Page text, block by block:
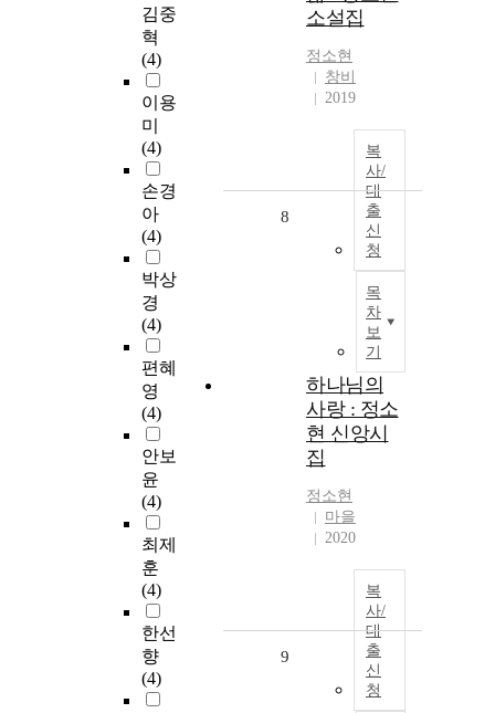
김중
혁
(4)
이용
미
(4)
손경
아
(4)
박상
경
(4)
편혜
영
(4)
안보
윤
(4)
최제
훈
(4)
한선
향
(4)
소설집
정소현
창비
2019
복
사/
대
출
신
청
목
차
보
기
8
하나님의
사랑 : 정소
현 신앙시
집
정소현
마을
2020
복
사/
대
출
신
청
9